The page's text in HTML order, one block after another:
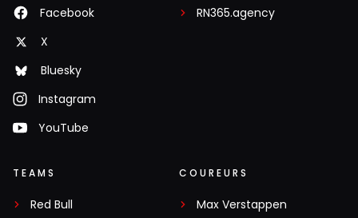
Facebook
X
Bluesky
Instagram
YouTube
RN365.agency
TEAMS
Red Bull
COUREURS
Max Verstappen